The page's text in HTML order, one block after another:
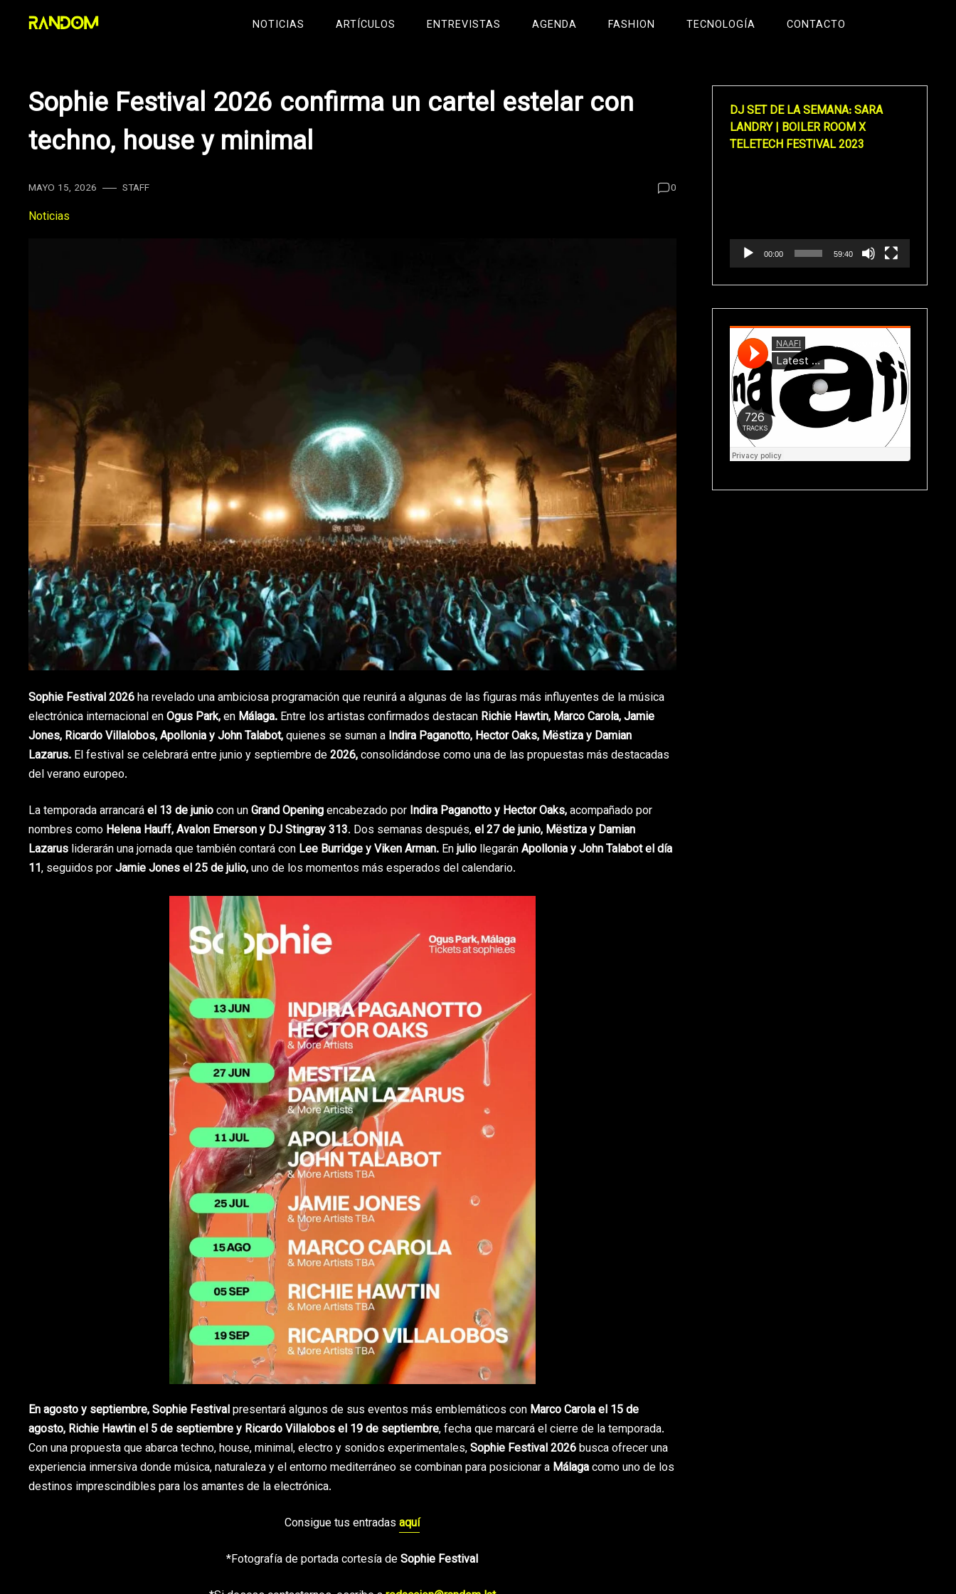
NOTICIAS ARTÍCULOS ENTREVISTAS AGENDA FASHION TECNOLOGÍA CONTACTO
Sophie Festival 2026 confirma un cartel estelar con
techno, house y minimal
MAYO 15, 2026 STAFF 0
Noticias
Sophie Festival 2026ha revelado una ambiciosa programación que reunirá a algunas de las figuras más influyentes de la música
electrónica internacional enOgus Park,en Málaga. Entre los artistas confirmados destacan Richie Hawtin, Marco Carola,Jamie
Jones, Ricardo Villalobos,ApolloniayJohn Talabot,quienes se suman a Indira Paganotto, Hector Oaks, Mëstizay Damian
Lazarus. El festival se celebrará entre junio y septiembre de2026,consolidándose como una de las propuestas más destacadas
del verano europeo.
La temporada arrancaráel 13 de juniocon unGrand Openingencabezado por Indira Paganotto y Hector Oaks,acompañado por
nombres como Helena Hauff,Avalon Emersony DJ Stingray 313. Dos semanas después,el 27 de junio, Mëstiza y Damian
Lazarus liderarán una jornada que también contará con Lee BurridgeyViken Arman. Enjulio llegaránApollonia y John Talabot el día
11, seguidos porJamie Jones el 25 de julio,uno de los momentos más esperados del calendario.
En agosto y septiembre,Sophie Festivalpresentará algunos de sus eventos más emblemáticos con Marco Carola el 15 de
agosto, Richie Hawtin el 5 de septiembre y Ricardo Villalobos el 19 de septiembre, fecha que marcará el cierre de la temporada.
Con una propuesta que abarca techno, house, minimal, electro y sonidos experimentales,Sophie Festival 2026busca ofrecer una
experiencia inmersiva donde música, naturaleza y el entorno mediterráneo se combinan para posicionar a Málagacomo uno de los
destinos imprescindibles para los amantes de la electrónica.
Consigue tus entradasaquí
*Fotografía de portada cortesía deSophie Festival
DJ SET DE LA SEMANA: SARA
LANDRY | BOILER ROOM X
TELETECH FESTIVAL 2023
00:00 59:40